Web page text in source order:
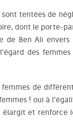
tentées de
dont le porte-
de Ben Ali envers
des
de
! oui à
et renforce